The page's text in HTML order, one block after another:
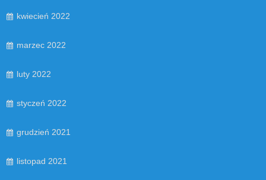
kwiecień 2022
marzec 2022
luty 2022
styczeń 2022
grudzień 2021
listopad 2021